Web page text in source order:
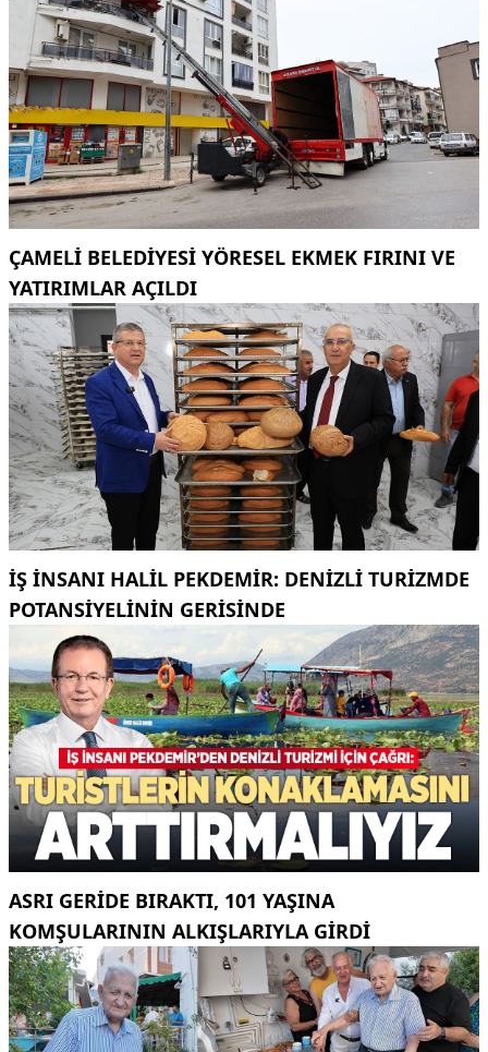
ÇAMELI BELEDIYESI YÖRESEL EKMEK FIRINI VE
YATIRIMLAR AÇILDI
İŞ INSANI HALIL PEKDEMIR: DENIZLI TURIZMDE
POTANSIYELININ GERISINDE
ASRI GERIDE BIRAKTI, 101 YAŞINA
KOMŞULARININ ALKIŞLARIYLA GIRDI